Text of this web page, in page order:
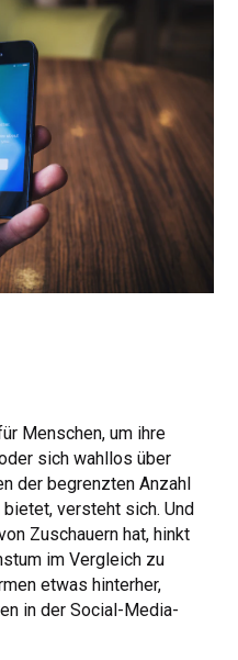
Menschen, um ihre
sich wahllos über
der begrenzten Anzahl
versteht sich. Und
Zuschauern hat, hinkt
im Vergleich zu
etwas hinterher,
in der Social-Media-